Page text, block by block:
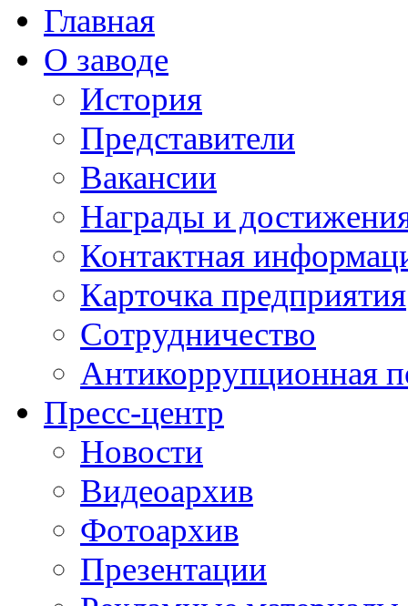
Главная
О заводе
История
Представители
Вакансии
Награды и
Контактная
Карточка предприятия
Сотрудничество
Антикоррупционная
Пресс-центр
Новости
Видеоархив
Фотоархив
Презентации